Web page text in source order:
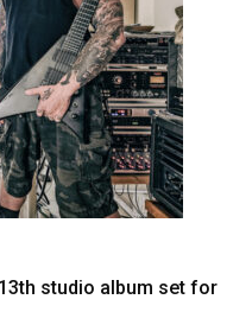
studio album set for